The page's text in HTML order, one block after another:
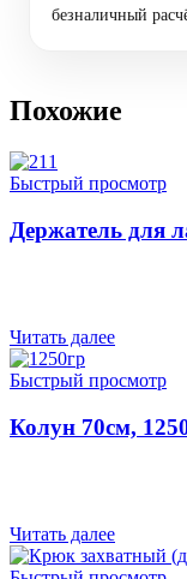
безналичный
Похожие
Быстрый просмотр
Держатель для
Читать далее
Быстрый просмотр
Колун 70см,
Читать далее